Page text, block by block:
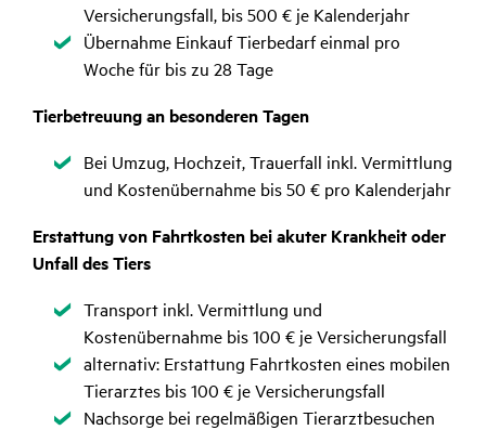
Versicherungsfall, bis 500 € je Kalenderjahr
Zutreffend
Übernahme Einkauf Tierbedarf einmal pro
Woche für bis zu 28 Tage
Tierbetreuung an besonderen Tagen
Zutreffend
Bei Umzug, Hochzeit, Trauerfall inkl. Vermittlung
und Kostenübernahme bis 50 € pro Kalenderjahr
Erstattung von Fahrtkosten bei akuter Krankheit oder
Unfall des Tiers
Zutreffend
Transport inkl. Vermittlung und
Kostenübernahme bis 100 € je Versicherungsfall
Zutreffend
alternativ: Erstattung Fahrtkosten eines mobilen
Tierarztes bis 100 € je Versicherungsfall
Zutreffend
Nachsorge bei regelmäßigen Tierarztbesuchen